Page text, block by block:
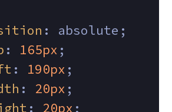
: absolute;
: 165px ;
: 190px ;
: 20px ;
: 20px ;